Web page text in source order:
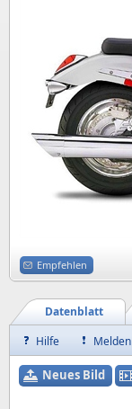
Empfehlen
Datenblatt
Hilfe
Melden
Neues Bild